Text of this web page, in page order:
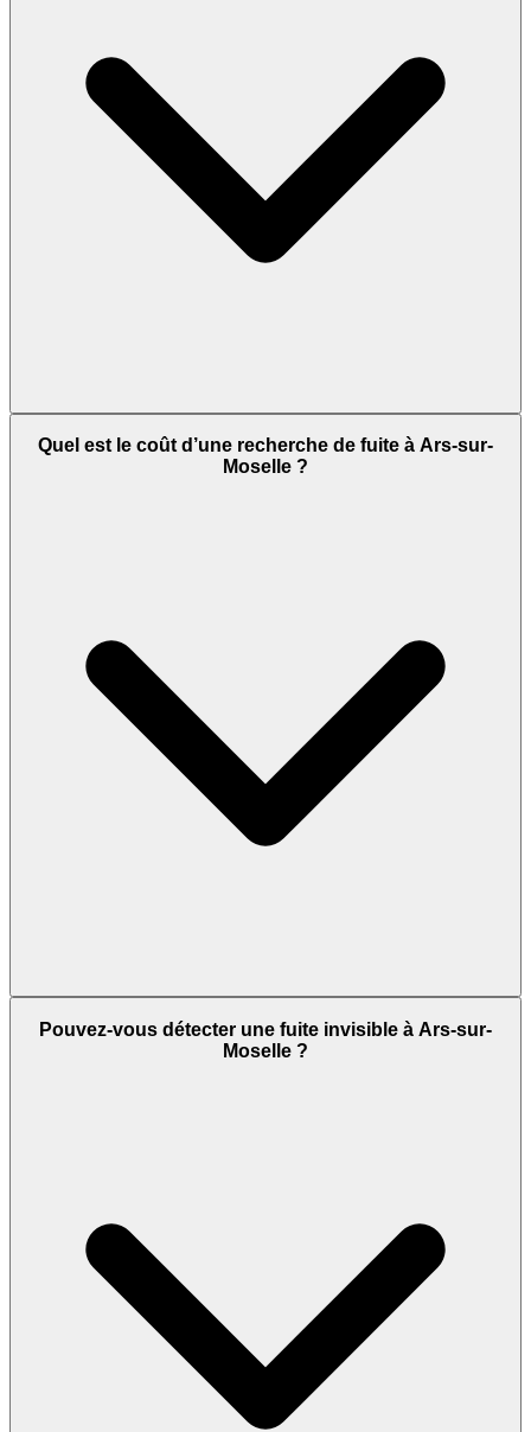
Quel est le coût d’une recherche de fuite à Ars-sur-
Moselle ?
Pouvez-vous détecter une fuite invisible à Ars-sur-
Moselle ?